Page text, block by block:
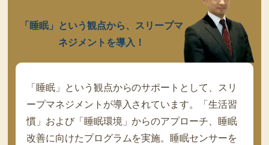
「睡眠」という観点から、スリープマ
ネジメントを導入！
「睡眠」という観点からのサポートとして、スリ
ープマネジメントが導入されています。「生活習
慣」および「睡眠環境」からのアプローチ、睡眠
改善に向けたプログラムを実施。睡眠センサーを